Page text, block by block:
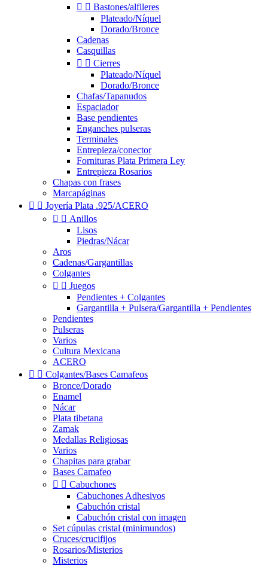
  Bastones/alfileres
Plateado/Níquel
Dorado/Bronce
Cadenas
Casquillas
  Cierres
Plateado/Níquel
Dorado/Bronce
Chafas/Tapanudos
Espaciador
Base pendientes
Enganches pulseras
Terminales
Entrepieza/conector
Fornituras Plata Primera Ley
Entrepieza Rosarios
Chapas con frases
Marcapáginas
  Joyería Plata .925/ACERO
  Anillos
Lisos
Piedras/Nácar
Aros
Cadenas/Gargantillas
Colgantes
  Juegos
Pendientes + Colgantes
Gargantilla + Pulsera/Gargantilla + Pendientes
Pendientes
Pulseras
Varios
Cultura Mexicana
ACERO
  Colgantes/Bases Camafeos
Bronce/Dorado
Enamel
Nácar
Plata tibetana
Zamak
Medallas Religiosas
Varios
Chapitas para grabar
Bases Camafeo
  Cabuchones
Cabuchones Adhesivos
Cabuchón cristal
Cabuchón cristal con imagen
Set cúpulas cristal (minimundos)
Cruces/crucifijos
Rosarios/Misterios
Misterios